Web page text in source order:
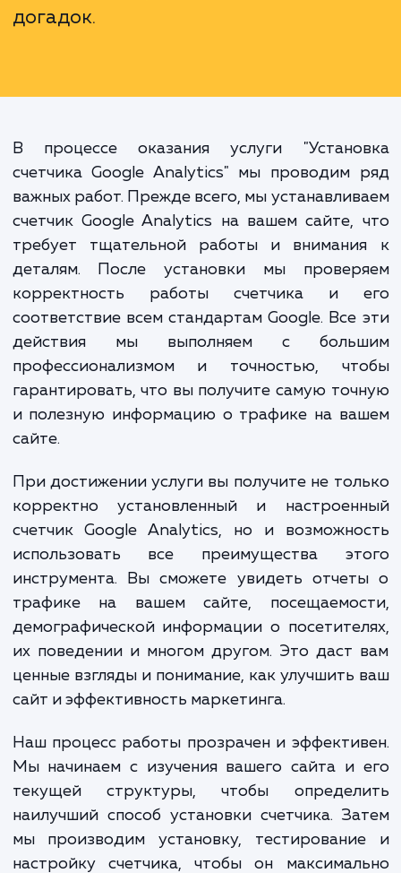
это ключ к повышению уровня
позволяя вам оптимизировать
сайт и маркетинговые усилия
основе конкретных данных, а
догадок.
счетчика Google Analytics" мы проводим
важных работ. Прежде всего, мы
требует тщательной работы и
деталям. После установки мы
корректность работы счетчика и
соответствие всем стандартам Google. Все
действия мы выполняем с
профессионализмом и точностью,
гарантировать, что вы получите самую
и полезную информацию о трафике на
сайте.
При достижении услуги вы получите не
корректно установленный и
счетчик Google Analytics, но и
использовать все преимущества
инструмента. Вы сможете увидеть